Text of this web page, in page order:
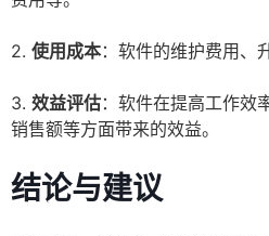
2. 使用成本：软件的维护费用、
3. 效益评估：软件在提高工作效
销售额等方面带来的效益。
结论与建议